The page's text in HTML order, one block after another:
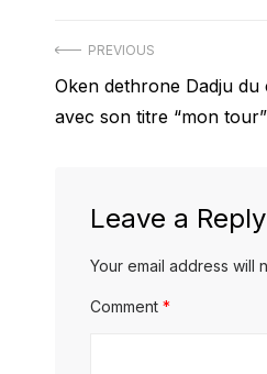
Post
navigation
PREVIOUS
Previous
post:
Oken dethrone Dadju du
avec son titre “mon tour”
Leave a Reply
Your email address will
Comment *